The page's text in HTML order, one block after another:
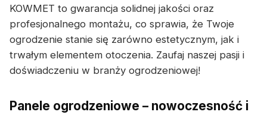
KOWMET to gwarancja solidnej jakości oraz
profesjonalnego montażu, co sprawia, że Twoje
ogrodzenie stanie się zarówno estetycznym, jak i
trwałym elementem otoczenia. Zaufaj naszej pasji i
doświadczeniu w branży ogrodzeniowej!
Panele ogrodzeniowe – nowoczesność i